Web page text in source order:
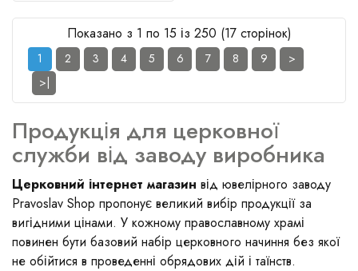
Показано з 1 по 15 із 250 (17 сторінок)
1 2 3 4 5 6 7 8 9
>
>|
Продукція для церковної
служби від заводу виробника
Церковний інтернет магазин від ювелірного заводу
Pravoslav Shop пропонує великий вибір продукції за
вигідними цінами. У кожному православному храмі
повинен бути базовий набір церковного начиння без якої
не обійтися в проведенні обрядових дій і таїнств.